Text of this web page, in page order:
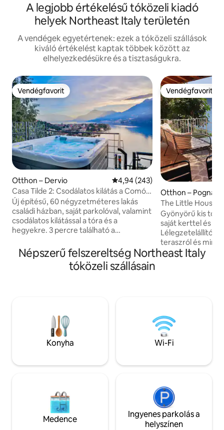
A legjobb értékelésű tóközeli kiadó
helyek Northeast Italy területén
A vendégek egyetértenek: ezek a tóközeli szállások
kiváló értékelést kaptak többek között az
elhelyezkedésükre és a tisztaságukra.
Vendégfavorit
Vendégfavorit
Otthon – Dervio Átlagos értékelés: 5/4,94, 243
4,94 (243)
Casa Tilde 2: Csodálatos kilátás a Comói-
tóra – pezsgőfürdő
Új építésű, 60 négyzetméteres lakás
családi házban, saját parkolóval, valamint
csodálatos kilátással a tóra és a
hegyekre. 3 percre található a
nagy konyhából, egy kétszemélyes
kanapéággyal felszerelt nappaliból, egy
nagy, a Comói-tóra néző teraszról, egy
látványosságok közvetlen közelében és
közvetlenül a Wayfarer’s Sentiero
útvonalon. Légkondicionálás. CIR-kód:
097030-CNI-00025
Vendégfavorit
Vendégfavorit
Otthon –
The Little
parkolás
Gyönyörű kis
saját kerttel és
Lélegzetelállító
teraszról és
Átgondoltan
amelyek
étkezővel van
lenyűgöző
Clooney háza! :)
naplementére a
Népszerű felszereltség Northeast Italy
tóközeli szállásain
Konyha Wi-Fi
Medence
Ingyenes parkolás a
helyszínen